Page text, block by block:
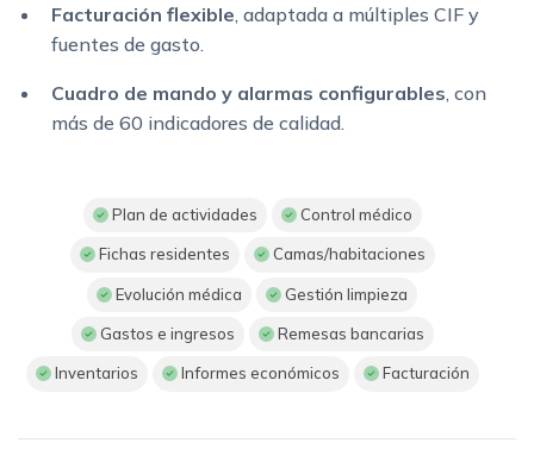
Facturación flexible , adaptada a múltiples CIF y
fuentes de gasto.
Cuadro de mando y alarmas configurables , con
más de 60 indicadores de calidad.
Plan de actividades Control médico
Fichas residentes Camas/habitaciones
Evolución médica Gestión limpieza
Gastos e ingresos Remesas bancarias
Inventarios Informes económicos Facturación